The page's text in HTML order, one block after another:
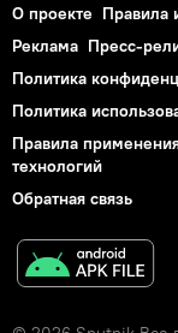
О проекте Правила
Реклама Пресс-
Политика
Политика
Правила
технологий
Обратная связь